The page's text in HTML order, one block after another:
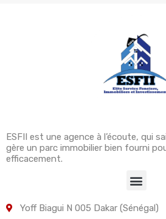
ESFII est une agence à l’écoute, qui
gère un parc immobilier bien fourni
efficacement.
Yoff Biagui N 005 Dakar (Sénégal)